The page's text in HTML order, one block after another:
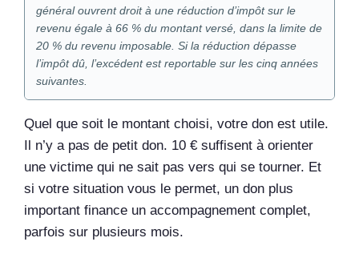
général ouvrent droit à une réduction d’impôt sur le
revenu égale à 66 % du montant versé, dans la limite de
20 % du revenu imposable. Si la réduction dépasse
l’impôt dû, l’excédent est reportable sur les cinq années
suivantes.
Quel que soit le montant choisi, votre don est utile.
Il n’y a pas de petit don. 10 € suffisent à orienter
une victime qui ne sait pas vers qui se tourner. Et
si votre situation vous le permet, un don plus
important finance un accompagnement complet,
parfois sur plusieurs mois.